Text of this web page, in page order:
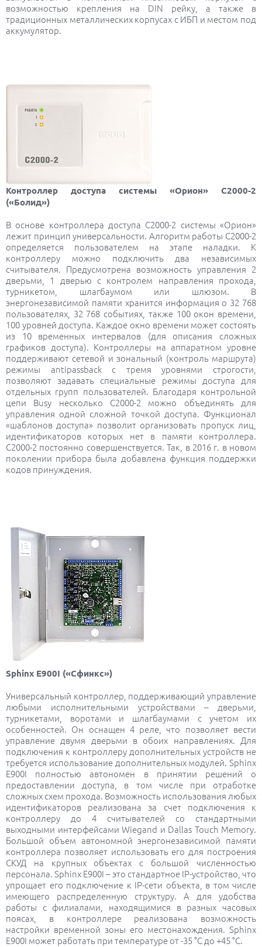
возможностью крепления на DIN рейку, а также в
традиционных металлических корпусах с ИБП и местом под
аккумулятор.
Контроллер доступа системы «Орион» С2000-2
(«Болид»)
В основе контроллера доступа С2000-2 системы «Орион»
лежит принцип универсальности. Алгоритм работы С2000-2
определяется пользователем на этапе наладки. К
контроллеру можно подключить два независимых
считывателя. Предусмотрена возможность управления 2
дверьми, 1 дверью с контролем направления прохода,
турникетом, шлагбаумом или шлюзом. В
энергонезависимой памяти хранится информация о 32 768
пользователях, 32 768 событиях, также 100 окон времени,
100 уровней доступа. Каждое окно времени может состоять
из 10 временных интервалов (для описания сложных
графиков доступа). Контроллеры на аппаратном уровне
поддерживают сетевой и зональный (контроль маршрута)
режимы antipassback с тремя уровнями строгости,
позволяют задавать специальные режимы доступа для
отдельных групп пользователей. Благодаря контрольной
цепи Busy несколько С2000-2 можно объединять для
управления одной сложной точкой доступа. Функционал
«шаблонов доступа» позволит организовать пропуск лиц,
идентификаторов которых нет в памяти контроллера.
С2000-2 постоянно совершенствуется. Так, в 2016 г. в новом
поколении прибора была добавлена функция поддержки
кодов принуждения.
Sphinx E900I («Сфинкс»)
Универсальный контроллер, поддерживающий управление
любыми исполнительными устройствами – дверьми,
турникетами, воротами и шлагбаумами с учетом их
особенностей. Он оснащен 4 реле, что позволяет вести
управление двумя дверьми в обоих направлениях. Для
подключения к контроллеру дополнительных устройств не
требуется использование дополнительных модулей. Sphinx
E900I полностью автономен в принятии решений о
предоставлении доступа, в том числе при отработке
сложных схем прохода. Возможность использования любых
идентификаторов реализована за счет подключения к
контроллеру до 4 считывателей со стандартными
выходными интерфейсами Wiegand и Dallas Touch Memory.
Большой объем автономной энергонезависимой памяти
контроллера позволяет использовать его для построения
СКУД на крупных объектах с большой численностью
персонала. Sphinx E900I – это стандартное IP-устройство, что
упрощает его подключение к IP-сети объекта, в том числе
имеющего распределенную структуру. А для удобства
работы с филиалами, находящимися в разных часовых
поясах, в контроллере реализована возможность
настройки временной зоны его местонахождения. Sphinx
E900I может работать при температуре от -35 °С до +45 °C.